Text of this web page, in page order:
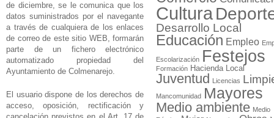
de diciembre, se le comunica que los
datos suministrados por el navegante
a través de cualquiera de los enlaces
de correo de este sitio WEB, formarán
parte de un fichero electrónico
automatizado propiedad del
Ayuntamiento de Colmenarejo.
El usuario dispone de los derechos de
acceso, oposición, rectificación y
Cultura
Desarrollo Local
Educación Empleo
Escolarización Festejos
Formación Hacienda Local
Juventud Licencias
Mancomunidad Mayores
Medio ambiente Medio